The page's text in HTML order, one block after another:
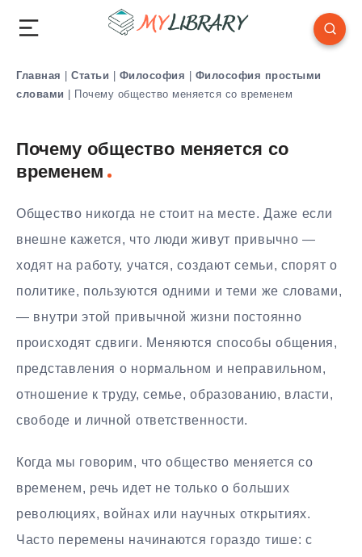
Главная | Статьи | Философия | Философия простыми
словами | Почему общество меняется со временем
Почему общество меняется со
временем
Общество никогда не стоит на месте. Даже если
внешне кажется, что люди живут привычно —
ходят на работу, учатся, создают семьи, спорят о
политике, пользуются одними и теми же словами,
— внутри этой привычной жизни постоянно
происходят сдвиги. Меняются способы общения,
представления о нормальном и неправильном,
отношение к труду, семье, образованию, власти,
свободе и личной ответственности.
Когда мы говорим, что общество меняется со
временем, речь идет не только о больших
революциях, войнах или научных открытиях.
Часто перемены начинаются гораздо тише: с